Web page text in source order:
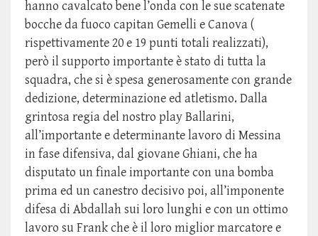
hanno cavalcato bene l’onda con le sue scatenate
bocche da fuoco capitan Gemelli e Canova (
rispettivamente 20 e 19 punti totali realizzati),
però il supporto importante è stato di tutta la
squadra, che si è spesa generosamente con grande
dedizione, determinazione ed atletismo. Dalla
grintosa regia del nostro play Ballarini,
all’importante e determinante lavoro di Messina
in fase difensiva, dal giovane Ghiani, che ha
disputato un finale importante con una bomba
prima ed un canestro decisivo poi, all’imponente
difesa di Abdallah sui loro lunghi e con un ottimo
lavoro su Frank che è il loro miglior marcatore e